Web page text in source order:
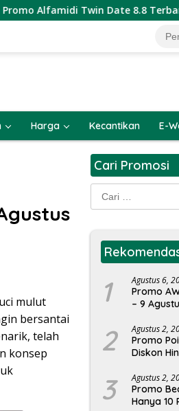
Date 8.8 Terbaru 8 Agustus
Harga Kecantikan E-
mulut
bersantai
telah
konsep
Cari Promosi
Cari
untuk:
1 Agustus 6,
Promo
– 9
2 Agustus 2,
Promo
Diskon
3 Agustus 2,
Promo
Hanya 10